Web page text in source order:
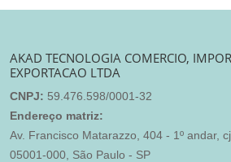
AKAD TECNOLOGIA COMERCIO,
EXPORTACAO LTDA
CNPJ: 59.476.598/0001-32
Endereço matriz:
Av. Francisco Matarazzo, 404 - 1º andar,
05001-000, São Paulo - SP